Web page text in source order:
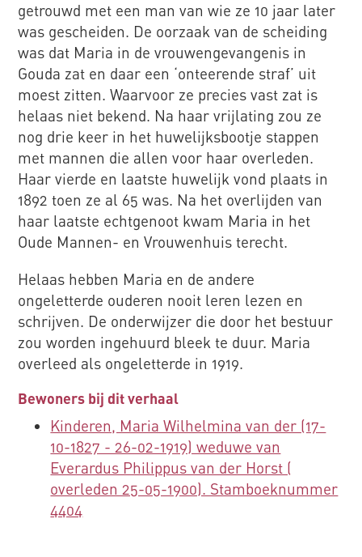
getrouwd met een man van wie ze 10 jaar later
was gescheiden. De oorzaak van de scheiding
was dat Maria in de vrouwengevangenis in
Gouda zat en daar een ‘onteerende straf’ uit
moest zitten. Waarvoor ze precies vast zat is
helaas niet bekend. Na haar vrijlating zou ze
nog drie keer in het huwelijksbootje stappen
met mannen die allen voor haar overleden.
Haar vierde en laatste huwelijk vond plaats in
1892 toen ze al 65 was. Na het overlijden van
haar laatste echtgenoot kwam Maria in het
Oude Mannen- en Vrouwenhuis terecht.
Helaas hebben Maria en de andere
ongeletterde ouderen nooit leren lezen en
schrijven. De onderwijzer die door het bestuur
zou worden ingehuurd bleek te duur. Maria
overleed als ongeletterde in 1919.
Bewoners bij dit verhaal
Kinderen, Maria Wilhelmina van der (17-
10-1827 - 26-02-1919) weduwe van
Everardus Philippus van der Horst (
overleden 25-05-1900). Stamboeknummer
4404